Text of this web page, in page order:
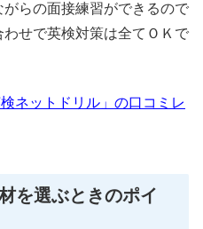
らの面接練習ができるので
せで英検対策は全てＯＫで
ネットドリル」の口コミレ
を選ぶときのポイ